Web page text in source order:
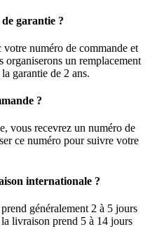
garantie ?
votre numéro de commande et
un remplacement
garantie de 2 ans.
?
vous recevrez un numéro de
ce numéro pour suivre votre
internationale ?
généralement 2 à 5 jours
livraison prend 5 à 14 jours